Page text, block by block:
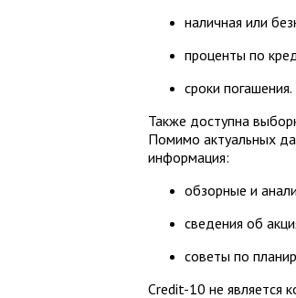
наличная или
проценты по
сроки погашения.
Также доступна
Помимо актуальных
информация:
обзорные и
сведения об
советы по
Credit-10 не является